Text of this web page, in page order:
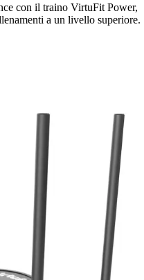
con il traino VirtuFit Power,
a un livello superiore.